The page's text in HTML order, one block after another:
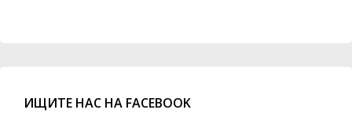
ИЩИТЕ НАС НА FACEBOOK